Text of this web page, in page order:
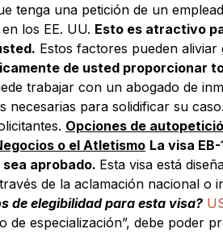
tenga una petición de un
los EE. UU. Esto es atractivo
Estos factores pueden
de usted proporcionar
trabajar con un abogado de
para solidificar su
Opciones de
o el Atletismo La visa
aprobado. Esta visa está
de la aclamación nacional o
de elegibilidad para esta visa?
especialización”, debe poder